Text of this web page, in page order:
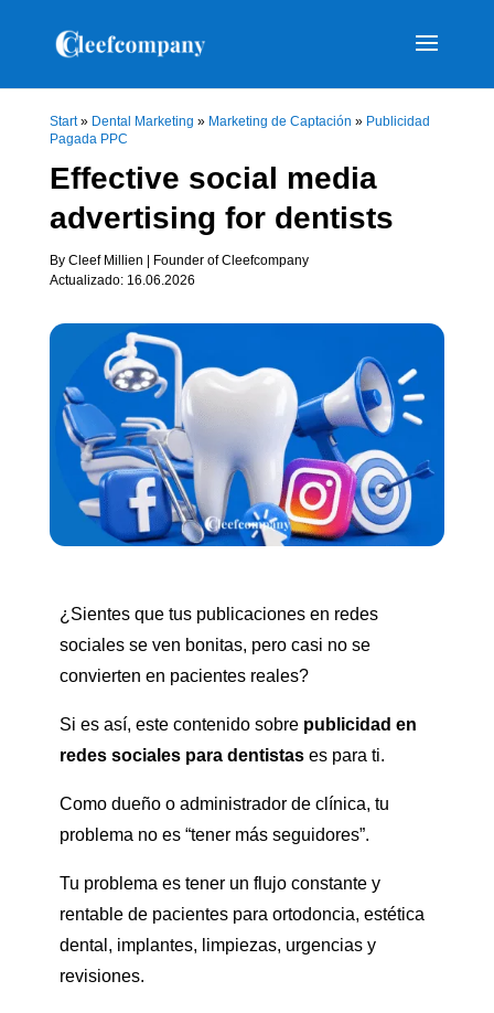
Start» Dental Marketing » Marketing de Captación » Publicidad
Pagada PPC
Effective social media
advertising for dentists
By Cleef Millien | Founder of Cleefcompany
Actualizado: 16.06.2026
¿Sientes que tus publicaciones en redes
sociales se ven bonitas, pero casi no se
convierten en pacientes reales?
Si es así, este contenido sobre publicidad en
redes sociales para dentistases para ti.
Como dueño o administrador de clínica, tu
problema no es “tener más seguidores”.
Tu problema es tener un flujo constante y
rentable de pacientes para ortodoncia, estética
dental, implantes, limpiezas, urgencias y
revisiones.